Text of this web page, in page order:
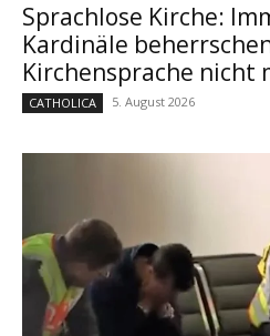
Sprachlose Kirche:
Kardinäle
Kirchensprache nicht
CATHOLICA 5. August 2026